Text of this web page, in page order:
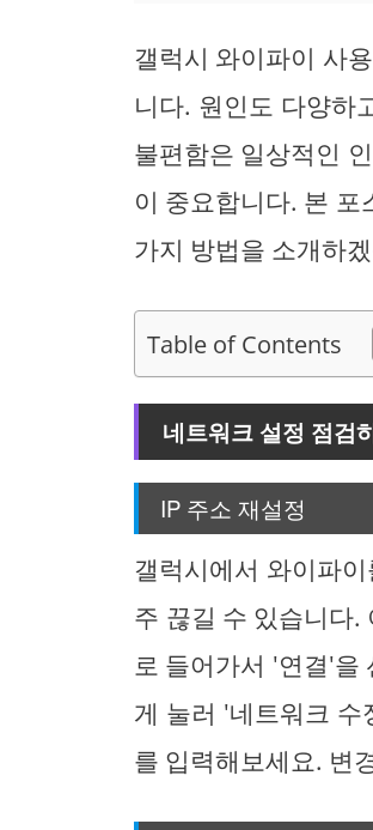
갤럭시 와이파이 사
니다. 원인도 다양하
불편함은 일상적인
이 중요합니다. 본 포
가지 방법을 소개하
Table of Contents
네트워크 설정 점검
IP 주소 재설정
갤럭시에서 와이파
주 끊길 수 있습니다.
로 들어가서 '연결'을
게 눌러 '네트워크 수
를 입력해보세요. 변